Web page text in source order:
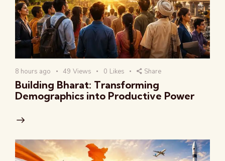
8 hours ago 49 Views 0 Likes Share
Building Bharat: Transforming
Demographics into Productive Power